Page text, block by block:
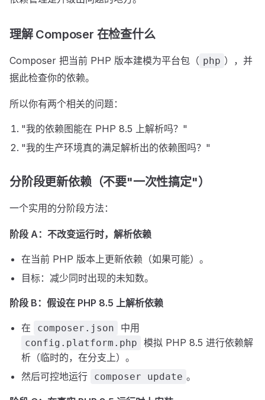
理解 Composer 在检查什么
Composer 把当前 PHP 版本建模为平台包（ php ），并
据此检查你的依赖。
所以你有两个相关的问题：
"我的依赖图能在 PHP 8.5 上解析吗？"
"我的生产环境真的满足解析出的依赖图吗？"
分阶段更新依赖（不要"一次性搞定"）
一个实用的分阶段方法：
阶段 A：不改变运行时，解析依赖
在当前 PHP 版本上更新依赖（如果可能）。
目标：减少同时出现的未知数。
阶段 B：假设在 PHP 8.5 上解析依赖
在 composer.json 中用
config.platform.php
模拟 PHP 8.5 进行依赖解
析（临时的，在分支上）。
然后可控地运行
composer update 。